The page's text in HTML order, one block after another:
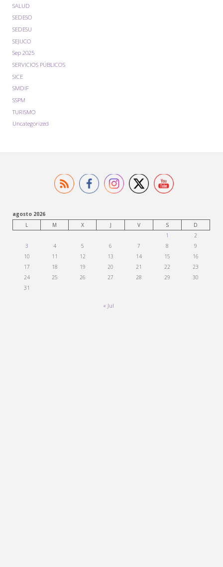
SALUD
SEDESO
SEDESU
SEJUCO
Sep 2025
SERVICIOS PÚBLICOS
SICE
SMDIF
SSPM
TURISMO
Uncategorized
agosto 2026
L
M X J V S
D
1
2
3
4 5 6 7 8
9
10
11 12 13 14 15
16
17
18 19 20 21 22
23
24
25 26 27 28 29
30
31
« Jul